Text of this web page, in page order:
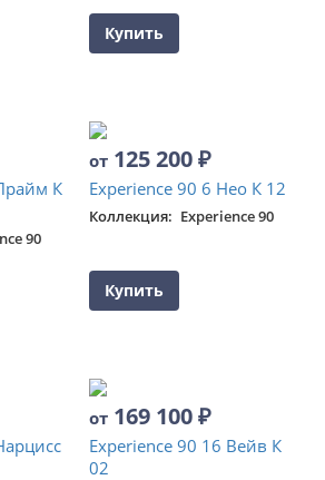
Купить
К
90
от 125 200₽
Experience 90 6 Нео К 12
Коллекция Experience 90
Купить
от 169 100₽
Experience 90 16 Вейв К
02